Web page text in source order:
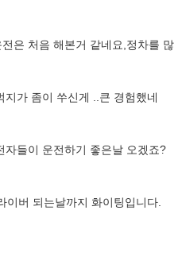
은 처음 해본거 같네요,정차를 많
가 좀이 쑤신게 ..큰 경험했네
자들이 운전하기 좋은날 오겠죠?
이버 되는날까지 화이팅입니다.